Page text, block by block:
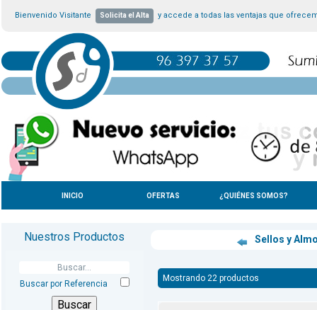
Bienvenido Visitante Solicita el Alta y accede a todas las ventajas que
INICIO OFERTAS ¿QUIÉNES SOMOS?
Nuestros Productos
Buscar por Referencia
Sellos y
Mostrando 22 productos